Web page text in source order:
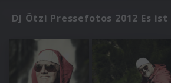
DJ Ötzi Pressefotos 2012 Es